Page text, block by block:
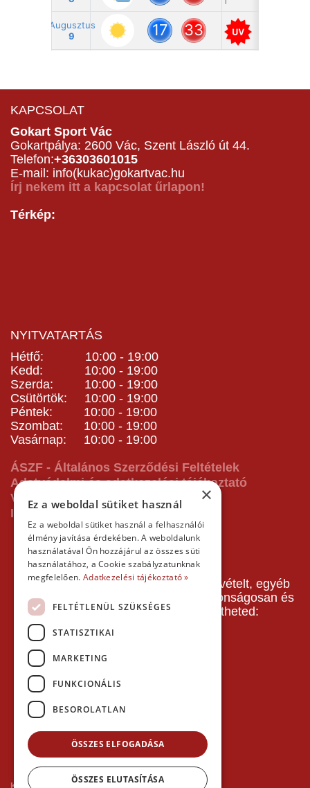
KAPCSOLAT
Gokart Sport Vác
Gokartpálya: 2600 Vác, Szent László út 44.
Telefon:+36303601015
E-mail: info(kukac)gokartvac.hu
Írj nekem itt a kapcsolat űrlapon!
Térkép:
NYITVATARTÁS
Hétfő: 10:00 - 19:00
Kedd: 10:00 - 19:00
Szerda: 10:00 - 19:00
Csütörtök: 10:00 - 19:00
Péntek: 10:00 - 19:00
Szombat: 10:00 - 19:00
Vasárnap: 10:00 - 19:00
ÁSZF - Általános Szerződési Feltételek
Adatvédelmi és adatkezelési tájékoztató
Vásárlás előtti tájékoztató
Impresszum
A pályafoglalást, gokartverseny részvételt, egyéb
termékeinket, szolgáltatásainkat biztonságosan és
gyorsan bankkártyával is kifizetheted:
×
Ez a weboldal sütiket használ
Ez a weboldal sütiket használ a felhasználói
élmény javítása érdekében. A weboldalunk
használatával Ön hozzájárul az összes süti
használatához, a Cookie szabályzatunknak
megfelelően. Adatkezelési tájékoztató »
FELTÉTLENÜL SZÜKSÉGES
STATISZTIKAI
MARKETING
FUNKCIONÁLIS
BESOROLATLAN
ÖSSZES ELFOGADÁSA
ÖSSZES ELUTASÍTÁSA